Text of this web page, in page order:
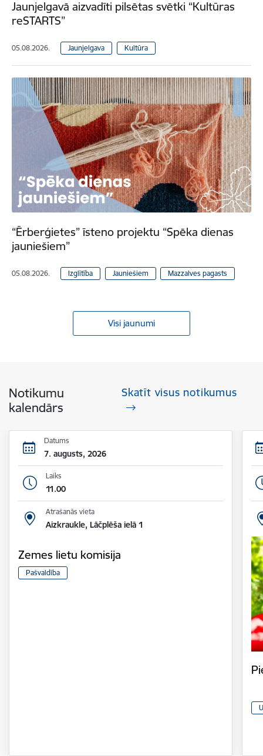
Jaunjelgavā aizvadīti pilsētas svētki “Kultūras
reSTARTS”
05.08.2026. Jaunjelgava Kultūra
“Ērberģietes” īsteno projektu “Spēka dienas
jauniešiem”
05.08.2026. Izglītība Jauniešiem Mazzalves pagasts
Visi jaunumi
Notikumu
kalendārs
Skatīt visus notikumus
Datums
7. augusts, 2026
Laiks
11.00
Atrašanās vieta
Aizkraukle, Lāčplēša ielā 1
Zemes lietu komisija
Pašvaldība